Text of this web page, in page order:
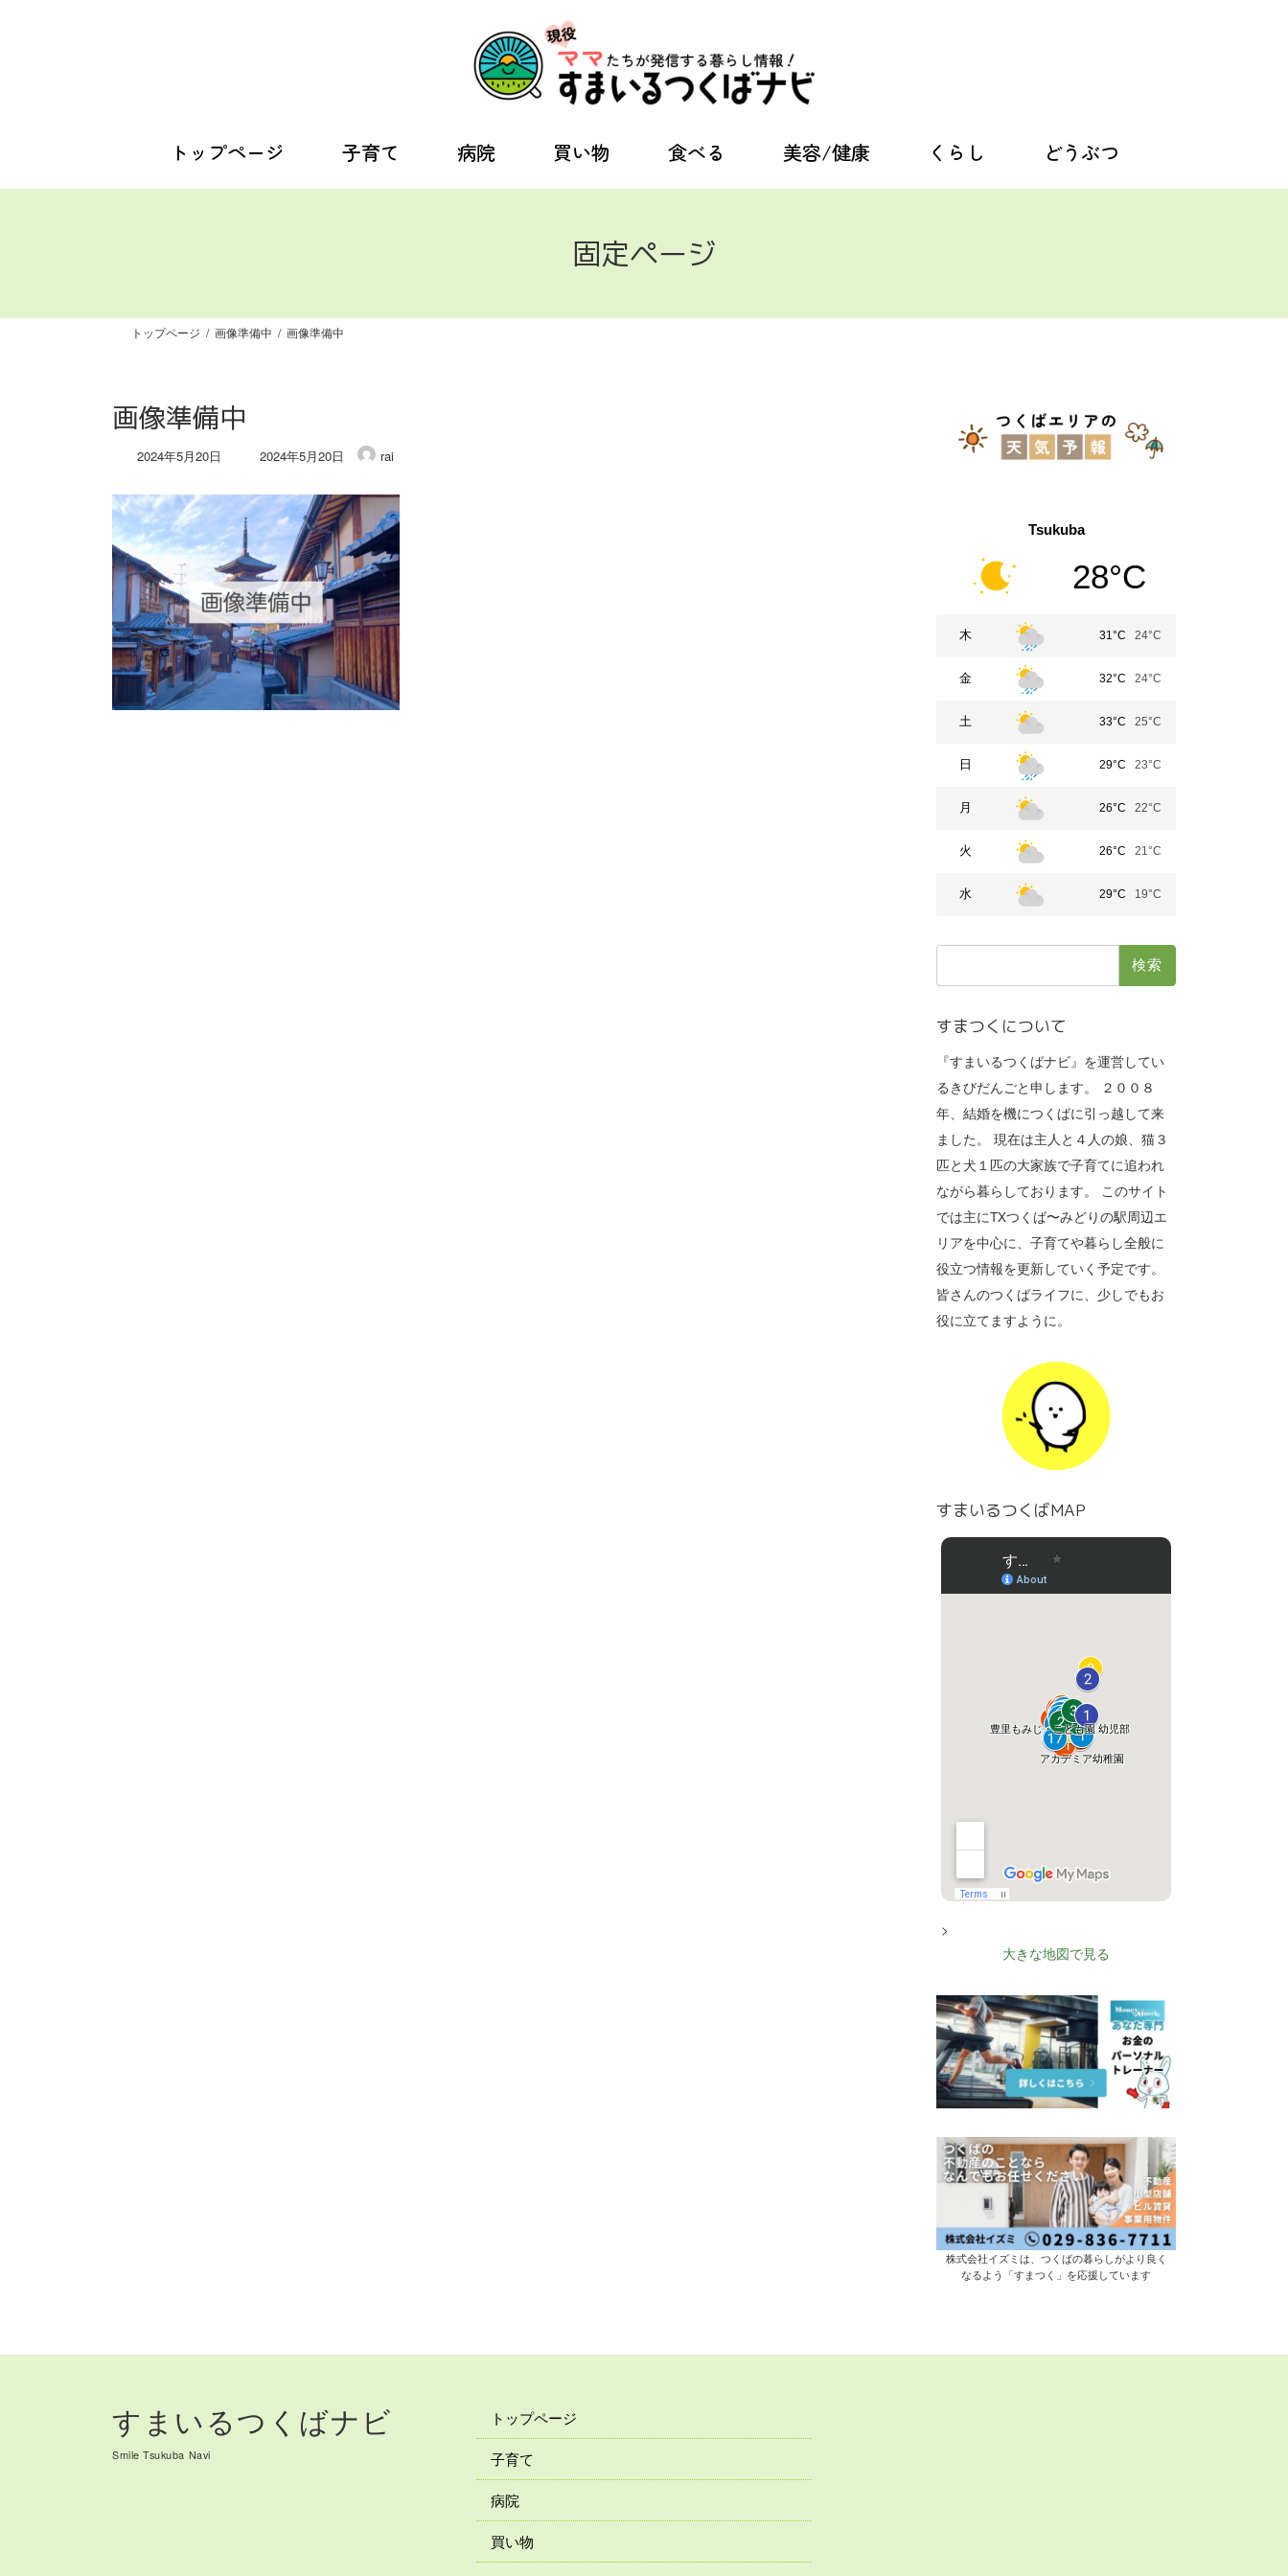
トップページ 子育て 病院 買い物 食べる 美容/健康 くらし どうぶつ
固定ページ
トップページ 画像準備中 画像準備中
画像準備中
2024年5月20日
最
新
日
時
:
2024年5月20日 rai
Tsukuba
28°C
木 31°C 24°C
金 32°C 24°C
土 33°C 25°C
日 29°C 23°C
月 26°C 22°C
火 26°C 21°C
水 29°C 19°C
すまつくについて
『すまいるつくばナビ』を運営してい
るきびだんごと申します。 ２００８
年、結婚を機につくばに引っ越して来
ました。 現在は主人と４人の娘、猫３
匹と犬１匹の大家族で子育てに追われ
ながら暮らしております。 このサイト
では主にTXつくば〜みどりの駅周辺エ
リアを中心に、子育てや暮らし全般に
役立つ情報を更新していく予定です。
皆さんのつくばライフに、少しでもお
役に立てますように。
すまいるつくばMAP
>
大きな地図で見る
株式会社イズミは、つくばの暮らしがより良く
なるよう「すまつく」を応援しています
すまいるつくばナビ
Smile Tsukuba Navi
トップページ
子育て
病院
買い物